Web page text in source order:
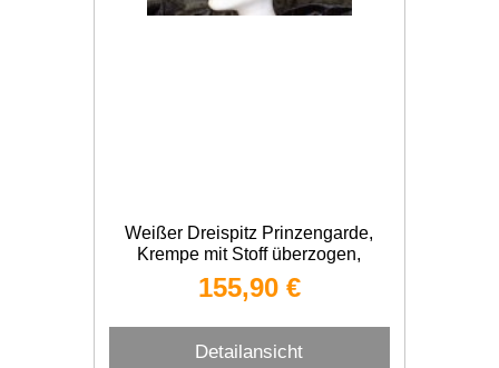
Weißer Dreispitz Prinzengarde,
Krempe mit Stoff überzogen,
Futterband, Marabu
155,90 €
Detailansicht